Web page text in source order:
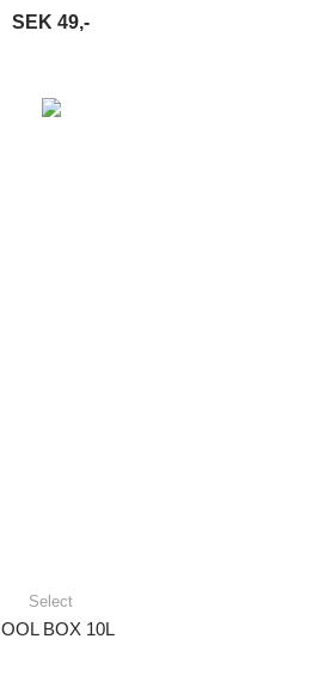
SEK 49,-
Select
BOX 10L